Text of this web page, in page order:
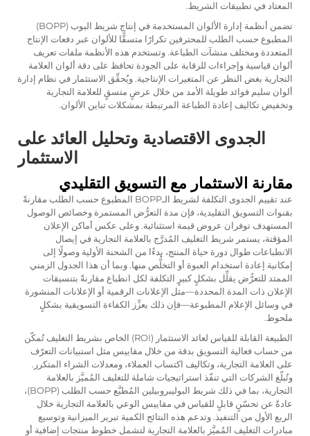
المعتاد في تطبيقات الشريط.
تضمن أنظمة إدارة الألوان المستخدمة في إنتاج شريط البوب (BOPP)
المطبوع حسب الطلب للمحترفين تكرارًا متسقًّا للألوان عبر دفعات الإنتاج
المتعددة ومختلف منشآت الطباعة. وتستخدم هذه الأنظمة ملفات تعريف
ألوان قياسية وإجراءات للرقابة على الجودة تحافظ على دقة ألوان العلامة
التجارية بغض النظر عن المتغيرات الإنتاجية. ويُحقِّق الاستثمار في نظام إدارة
ألوان سليم فوائد طويلة الأمد من خلال عرضٍ متسقٍ للعلامة التجارية
وتخفيض تكاليف إعادة الطباعة المرتبطة بمشكلات تباين الألوان.
الجدوى الاقتصادية وتحليل العائد على
الاستثمار
مقارنة الاستثمار مع التسويق التقليدي
عند تقييم الجدوى التكلفة لشريط الـBOPP المطبوع حسب الطلب مقارنةً
بقنوات التسويق التقليدية، فإن مدة التعرُّض المستمرة وخصائص الوصول
المستهدف توفران عروض قيمة استثنائية. وعلى عكس أماكن الإعلان
المؤقتة، يستمر شريط التغليف المُدرَّج بالعلامة التجارية في إيصال
الانطباعات طوال دورة حياة المنتج، بدءًا من الشحنة الأولية وصولًا إلى
إمكانية إعادة استخدام العبوة أو التخلُّص منها. وبما أن هذا الجدول الزمني
الممتد للتعرُّض يقلِّل بشكلٍ كبيرٍ التكلفة لكل انطباع مقارنةً بتنسيقات
الإعلان ذات المدة المحددة—مثل الإعلانات الرقمية أو الإعلانات المنشورة
في وسائل الإعلام المطبوعة—فإن ذلك يعزِّز الكفاءة التسويقية بشكلٍ
ملحوظ.
الطبيعة القابلة للقياس لعائد الاستثمار (ROI) الخاص بشريط التغليف تُمكّن
من حساب فعالية التسويق بدقة من خلال مقاييس مثل استبيانات التعرّف
على العلامة التجارية، وتكاليف اكتساب العملاء، ومعدلات الشراء المتكرر.
وتُبلّغ الشركات التي تنفّذ استراتيجيات شاملة للتغليف المُميَّز بالعلامة
التجارية، بما في ذلك شريط البوليبروبيلين المُطبَّع حسب الطلب (BOPP)،
عادةً عن تحسّنٍ قابلٍ للقياس في مقاييس الوعي بالعلامة التجارية خلال
الربع الأول من التنفيذ. وتدعم هذه النتائج الكمية تبرير الميزانية وتوسيع
مبادرات التغليف المُميَّز بالعلامة التجارية لتشمل خطوط منتجات إضافية أو